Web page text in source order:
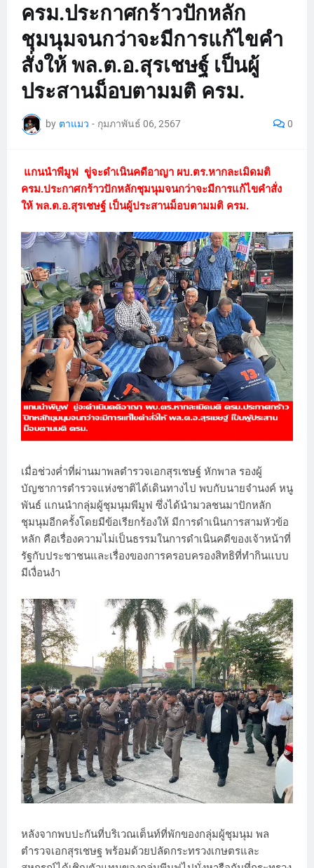
ครม.ประกาศกร้าวปักหลัก
ชุมนุมจนกว่าจะมีการแก้ไขคำ
สั่งให้ พล.ต.อ.สุรเชษฐ์ เป็นผู้
ประสานม็อบตามมติ ครม.
by ตาแมว - กุมภาพันธ์ 06, 2567 0
แกนนำพีมูฟ ขู่จะดำเนินคดีอาญา ผบ.ตร.หากละเมิดมติ
ครม.ประกาศกร้าวปักหลักชุมนุมจนกว่าจะมีการแก้ไขคำสั่ง
ให้ พล.ต.อ.สุรเชษฐ์ เป็นผู้ประสานม็อบตามมติ ครม.
เมื่อช่วงค่ำที่ผ่านมาพลตำรวจเอกสุรเชษฐ์ หักพาล รองผู้
บัญชาการตำรวจแห่งชาติได้เดินทางไป พบกับนายจำนงค์ หนู
พันธ์ แกนนำกลุ่มผู้ชุมนุมพีมูฟ ซึ่งได้นำมวลชนมาปักหลัก
ชุมนุมอีกครั้งโดยมีข้อเรียกร้องให้ มีการดำเนินการสามหัวข้อ
หลัก คือเรื่องความไม่เป็นธรรมในการดำเนินคดีของเจ้าหน้าที่
รัฐกับประชาชนและเรื่องของการครอบครองสิทธิที่ทำกินแบบ
มีเงื่อนงำ
หลังจากพบปะกันที่บริเวณเต็นท์ที่พักของกลุ่มผู้ชุมนุม พล
ตำรวจเอกสุรเชษฐ พร้อมด้วยปลัดกระทรวงเกษตรและ